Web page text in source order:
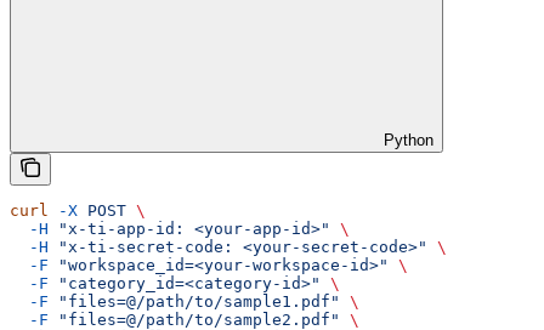
Python
curl -X POST \
  -H
"x-ti-app-id: <your-app-id>"
\
  -H
"x-ti-secret-code: <your-secret-code>"
\
  -F
"workspace_id=<your-workspace-id>"
\
  -F
"category_id=<category-id>"
\
  -F
"files=@/path/to/sample1.pdf"
\
  -F
"files=@/path/to/sample2.pdf"
\